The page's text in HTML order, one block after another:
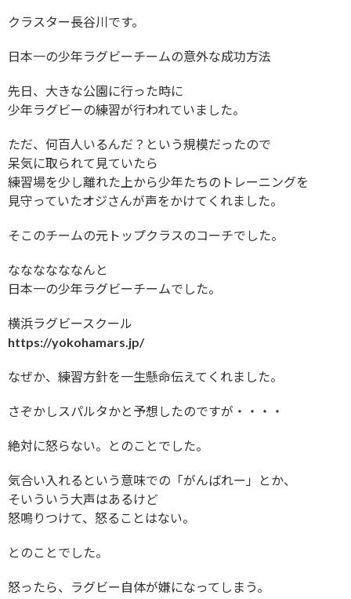
クラスター長谷川です。
日本一の少年ラグビーチームの意外な成功方法
先日、大きな公園に行った時に
少年ラグビーの練習が行われていました。
ただ、何百人いるんだ？という規模だったので
呆気に取られて見ていたら
練習場を少し離れた上から少年たちのトレーニングを
見守っていたオジさんが声をかけてくれました。
そこのチームの元トップクラスのコーチでした。
ななななななんと
日本一の少年ラグビーチームでした。
横浜ラグビースクール
https://yokohamars.jp/
なぜか、練習方針を一生懸命伝えてくれました。
さぞかしスパルタかと予想したのですが・・・・
絶対に怒らない。とのことでした。
気合い入れるという意味での「がんばれー」とか、
そいういう大声はあるけど
怒鳴りつけて、怒ることはない。
とのことでした。
怒ったら、ラグビー自体が嫌になってしまう。